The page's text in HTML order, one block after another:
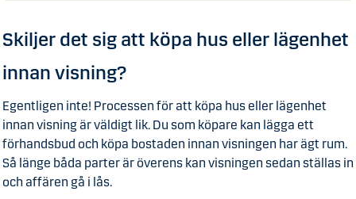
Skiljer det sig att köpa hus eller lägenhet
innan visning?
Egentligen inte! Processen för att köpa hus eller lägenhet
innan visning är väldigt lik. Du som köpare kan lägga ett
förhandsbud och köpa bostaden innan visningen har ägt rum.
Så länge båda parter är överens kan visningen sedan ställas in
och affären gå i lås.